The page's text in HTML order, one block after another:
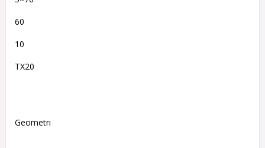
60
10
TX20
Geometri